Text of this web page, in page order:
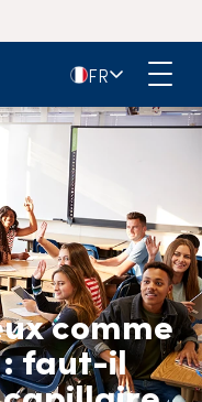
🇫🇷FR
comme
: faut-il